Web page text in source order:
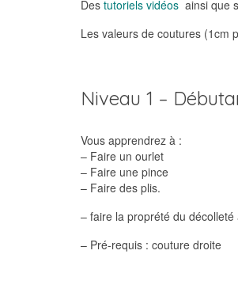
Des tutoriels vidéos ainsi que
Les valeurs de coutures (1cm
Niveau 1 –
Vous apprendrez à :
– Faire un ourlet
– Faire une pince
– Faire des plis.
– faire la proprété du
– Pré-requis : couture droite